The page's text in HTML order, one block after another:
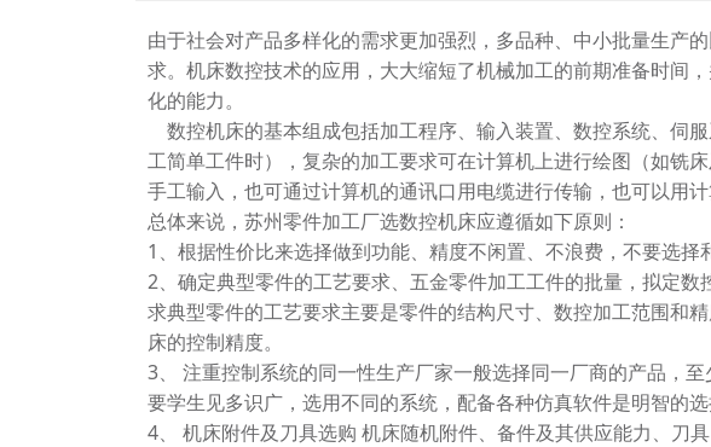
由于社会对产品多样化的需求更加强烈，多品种、中小批量生产
求。机床数控技术的应用，大大缩短了机械加工的前期准备时间
化的能力。
数控机床的基本组成包括加工程序、输入装置、数控系统、伺
工简单工件时），复杂的加工要求可在计算机上进行绘图（如铣
手工输入，也可通过计算机的通讯口用电缆进行传输，也可以用计
总体来说， 苏州零件加工厂选数控机床应遵循如下原则：
1、根据性价比来选择做到功能、精度不闲置、不浪费，不要选择
2、确定典型零件的工艺要求、五金零件加工工件的批量，拟定
求典型零件的工艺要求主要是零件的结构尺寸、数控加工范围和
床的控制精度。
3、 注重控制系统的同一性生产厂家一般选择同一厂商的产品，
要学生见多识广，选用不同的系统，配备各种仿真软件是明智的选
4、 机床附件及刀具选购 机床随机附件、备件及其供应能力、刀